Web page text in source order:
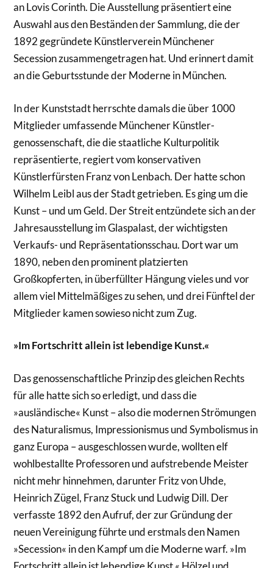
an Lovis Corinth. Die Ausstellung präsentiert eine
Auswahl aus den Beständen der Sammlung, die der
1892 gegründete Künstlerverein Münchener
Secession zusammengetragen hat. Und erinnert damit
an die Geburtsstunde der Moderne in München.
In der Kunststadt herrschte damals die über 1000
Mitglieder umfassende Münchener Künstler-
genossenschaft, die die staatliche Kulturpolitik
repräsentierte, regiert vom konservativen
Künstlerfürsten Franz von Lenbach. Der hatte schon
Wilhelm Leibl aus der Stadt getrieben. Es ging um die
Kunst – und um Geld. Der Streit entzündete sich an der
Jahresausstellung im Glaspalast, der wichtigsten
Verkaufs- und Repräsentationsschau. Dort war um
1890, neben den prominent platzierten
Großkopferten, in überfüllter Hängung vieles und vor
allem viel Mittelmäßiges zu sehen, und drei Fünftel der
Mitglieder kamen sowieso nicht zum Zug.
»Im Fortschritt allein ist lebendige Kunst.«
Das genossenschaftliche Prinzip des gleichen Rechts
für alle hatte sich so erledigt, und dass die
»ausländische« Kunst – also die modernen Strömungen
des Naturalismus, Impressionismus und Symbolismus in
ganz Europa – ausgeschlossen wurde, wollten elf
wohlbestallte Professoren und aufstrebende Meister
nicht mehr hinnehmen, darunter Fritz von Uhde,
Heinrich Zügel, Franz Stuck und Ludwig Dill. Der
verfasste 1892 den Aufruf, der zur Gründung der
neuen Vereinigung führte und erstmals den Namen
»Secession« in den Kampf um die Moderne warf. »Im